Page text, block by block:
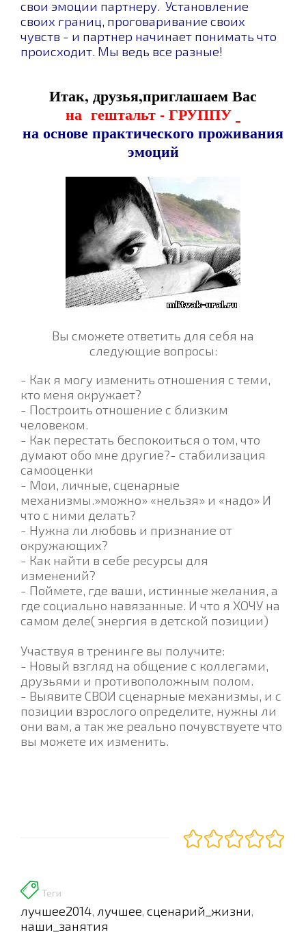
свои эмоции партнеру. Установление
своих границ, проговаривание своих
чувств - и партнер начинает понимать что
происходит. Мы ведь все разные!
Итак, друзья,приглашаем Вас
на гештальт - ГРУППУ
на основе практического проживания
эмоций
Вы сможете ответить для себя на
следующие вопросы:
- Как я могу изменить отношения с теми,
кто меня окружает?
- Построить отношение с близким
человеком.
- Как перестать беспокоиться о том, что
думают обо мне другие?- стабилизация
самооценки
- Мои, личные, сценарные
механизмы.»можно» «нельзя» и «надо» И
что с ними делать?
- Нужна ли любовь и признание от
окружающих?
- Как найти в себе ресурсы для
изменений?
- Поймете, где ваши, истинные желания, а
где социально навязанные. И что я ХОЧУ на
самом деле( энергия в детской позиции)
Участвуя в тренинге вы получите:
- Новый взгляд на общение с коллегами,
друзьями и противоположным полом.
- Выявите СВОИ сценарные механизмы, и с
позиции взрослого определите, нужны ли
они вам, а так же реально почувствуете что
вы можете их изменить.
Теги
лучшее2014 лучшее сценарий_жизни
наши_занятия